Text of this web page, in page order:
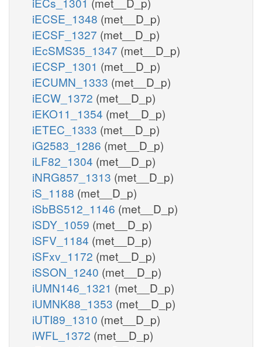
iECSE_1348 (met__D_p)
iECSF_1327 (met__D_p)
iEcSMS35_1347 (met__D_p)
iECSP_1301 (met__D_p)
iECUMN_1333 (met__D_p)
iECW_1372 (met__D_p)
iEKO11_1354 (met__D_p)
iETEC_1333 (met__D_p)
iG2583_1286 (met__D_p)
iLF82_1304 (met__D_p)
iNRG857_1313 (met__D_p)
iS_1188 (met__D_p)
iSbBS512_1146 (met__D_p)
iSDY_1059 (met__D_p)
iSFV_1184 (met__D_p)
iSFxv_1172 (met__D_p)
iSSON_1240 (met__D_p)
iUMN146_1321 (met__D_p)
iUMNK88_1353 (met__D_p)
iUTI89_1310 (met__D_p)
iWFL_1372 (met__D_p)